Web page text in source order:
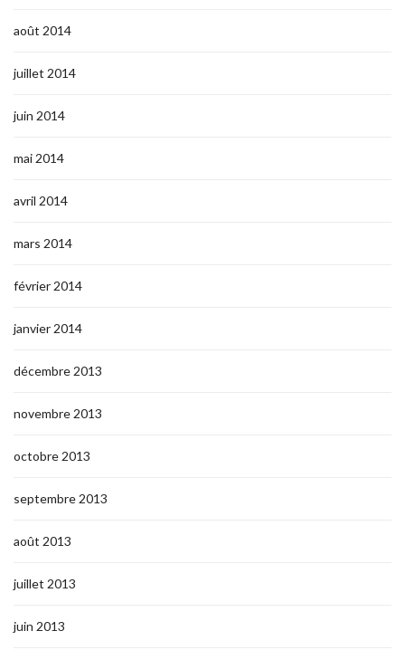
août 2014
juillet 2014
juin 2014
mai 2014
avril 2014
mars 2014
février 2014
janvier 2014
décembre 2013
novembre 2013
octobre 2013
septembre 2013
août 2013
juillet 2013
juin 2013